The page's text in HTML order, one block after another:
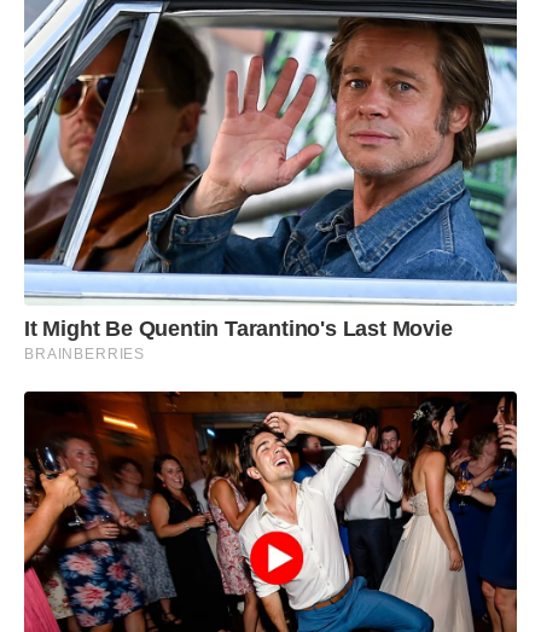
It Might Be Quentin Tarantino's Last Movie
BRAINBERRIES